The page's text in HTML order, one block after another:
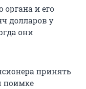
органа и его
долларов у
они
принять
поимке